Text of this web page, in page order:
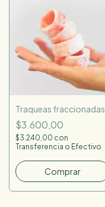
Traqueas fraccionadas
$3.600,00
$3.240,00 con
Transferencia o Efectivo
Comprar